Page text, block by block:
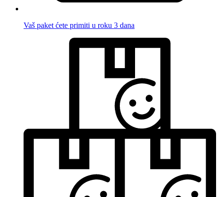
Vaš paket ćete primiti u roku 3 dana